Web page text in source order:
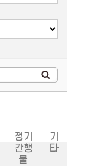
정기
간행
물
기
타